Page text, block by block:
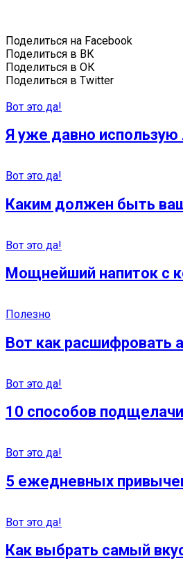
Поделиться на Facebook
Поделиться в ВК
Поделиться в ОК
Поделиться в Twitter
Вот это да!
Я уже давно использую
Вот это да!
Каким должен быть
Вот это да!
Мощнейший напиток с
Полезно
Вот как расшифровать
Вот это да!
10 способов
Вот это да!
5 ежедневных
Вот это да!
Как выбрать самый